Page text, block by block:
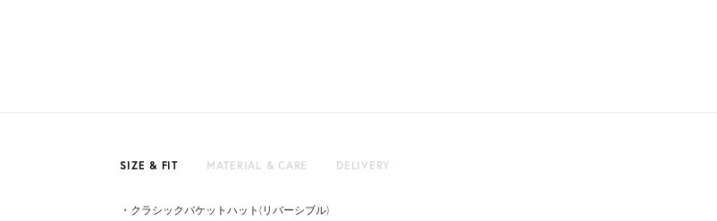
SIZE & FIT MATERIAL & CARE DELIVERY
・クラシックバケットハット(リバーシブル)